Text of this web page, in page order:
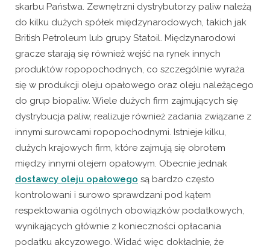
skarbu Państwa. Zewnętrzni dystrybutorzy paliw należą
do kilku dużych spółek międzynarodowych, takich jak
British Petroleum lub grupy Statoil. Międzynarodowi
gracze starają się również wejść na rynek innych
produktów ropopochodnych, co szczególnie wyraża
się w produkcji oleju opałowego oraz oleju należącego
do grup biopaliw. Wiele dużych firm zajmujących się
dystrybucja paliw, realizuje również zadania związane z
innymi surowcami ropopochodnymi. Istnieje kilku,
dużych krajowych firm, które zajmują się obrotem
między innymi olejem opałowym. Obecnie jednak
dostawcy oleju opałowego są bardzo często
kontrolowani i surowo sprawdzani pod kątem
respektowania ogólnych obowiązków podatkowych,
wynikających głównie z konieczności opłacania
podatku akcyzowego. Widać więc dokładnie, że